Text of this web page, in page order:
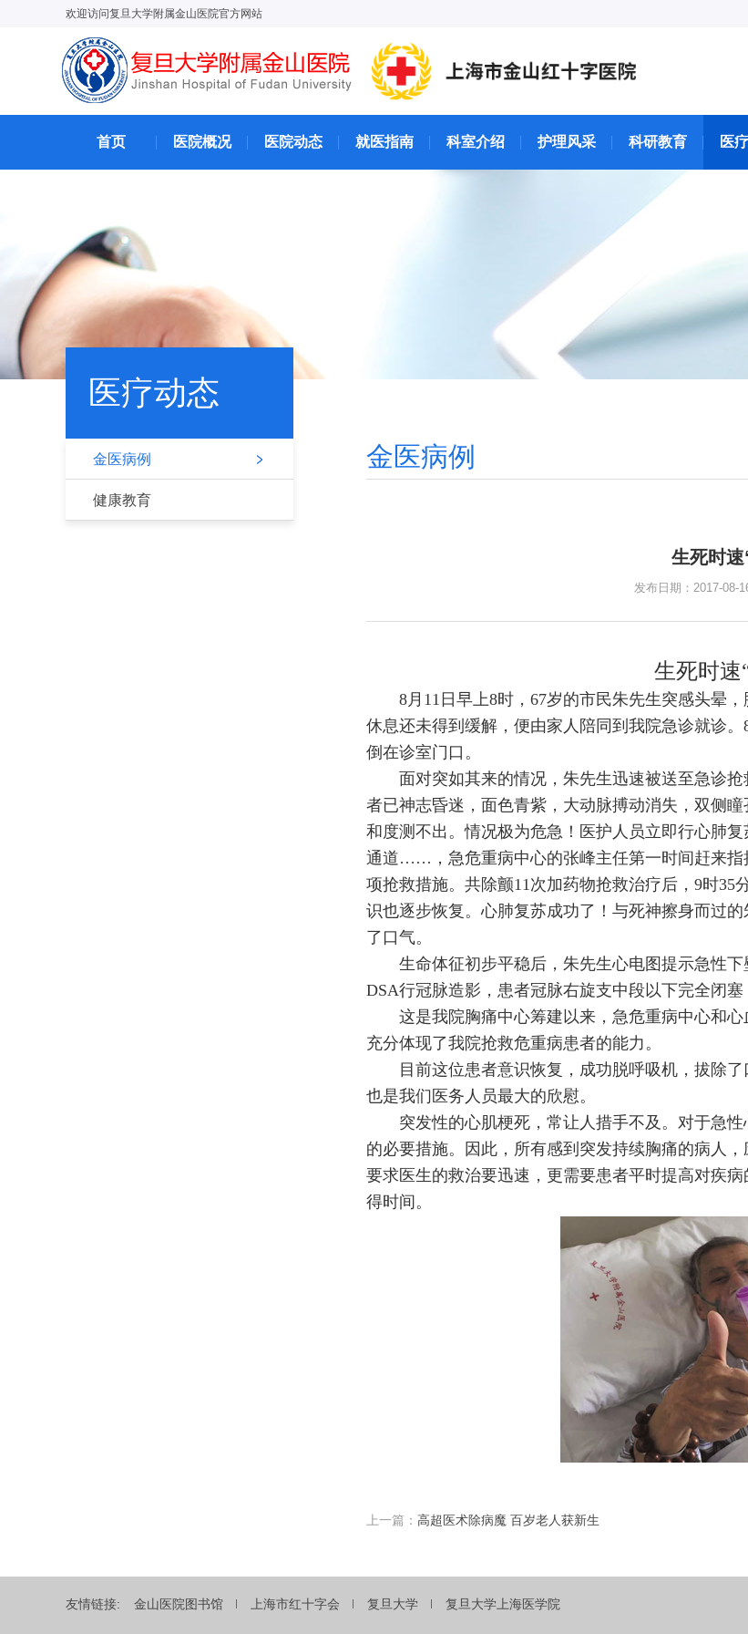
欢迎访问复旦大学附属金山医院官方网站
首页 医院概况 医院动态 就医指南 科室介绍 护理风采 科研教育 医
医疗动态
金医病例
健康教育
金医病例
生死时
发布日期：2017-08-
生死时速
8月11日早上8时，67岁的市民朱先生突感头晕，
休息还未得到缓解，便由家人陪同到我院急诊就诊
倒在诊室门口。
面对突如其来的情况，朱先生迅速被送至急诊抢
者已神志昏迷，面色青紫，大动脉搏动消失，双侧
和度测不出。情况极为危急！医护人员立即行心肺
通道……，急危重病中心的张峰主任第一时间赶来指
项抢救措施。共除颤11次加药物抢救治疗后，9时
识也逐步恢复。心肺复苏成功了！与死神擦身而过
了口气。
生命体征初步平稳后，朱先生心电图提示急性下
DSA行冠脉造影，患者冠脉右旋支中段以下完全闭
这是我院胸痛中心筹建以来，急危重病中心和心
充分体现了我院抢救危重病患者的能力。
目前这位患者意识恢复，成功脱呼吸机，拔除了
也是我们医务人员最大的欣慰。
突发性的心肌梗死，常让人措手不及。对于急性
的必要措施。因此，所有感到突发持续胸痛的病人
要求医生的救治要迅速，更需要患者平时提高对疾
得时间。
上一篇： 高超医术除病魔 百岁老人获新生
友情链接: 金山医院图书馆 上海市红十字会 复旦大学 复旦大学上海医学院